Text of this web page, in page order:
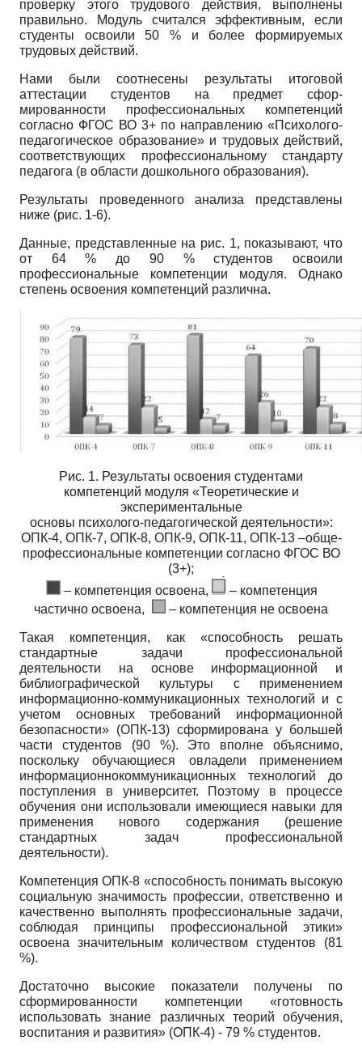
проверку этого трудового действия, выполнены
правильно. Модуль считался эффективным, если
студенты освоили 50 % и более формируемых
трудовых действий.
Нами были соотнесены результаты итоговой
аттестации студентов на предмет сфор-
мированности профессиональных компетен­ций
согласно ФГОС ВО 3+ по направлению «Психолого-
педагогическое образование» и трудовых действий,
соответствующих профессиональному стандарту
педагога (в области дошкольного образования).
Результаты проведенного анализа представлены
ниже (рис. 1-6).
Данные, представленные на рис. 1, показывают, что
от 64 % до 90 % студентов освоили
профессиональные компетенции модуля. Однако
степень освоения компетенций различна.
Рис. 1. Результаты освоения студентами
компетенций модуля «Теоретические и
экспериментальные
основы психолого-педагогической деятельности»:
ОПК-4, ОПК-7, ОПК-8, ОПК-9, ОПК-11, ОПК-13 –обще-
профессиональные компетенции согласно ФГОС ВО
(3+);
– компетенция освоена,
– компетенция
частично освоена,
– компетенция не освоена
Такая компетенция, как «способность решать
стандартные задачи профессиональной
деятельности на основе информационной и
библиографической культуры с применением
информационно-коммуникационных технологий и с
учетом основных требований информационной
безопасности» (ОПК-13) сформирована у большей
части студентов (90 %). Это вполне объяснимо,
поскольку обучающиеся овладели применением
информационно­коммуникационных технологий до
поступления в университет. Поэтому в процессе
обучения они использовали имеющиеся навыки для
применения нового содержания (решение
стандартных задач профессиональной
деятельности).
Компетенция ОПК-8 «способность понимать высокую
социальную значимость профессии, ответственно и
качественно выполнять профессиональные задачи,
соблюдая принципы профессиональной этики»
освоена значительным количеством студентов (81
%).
Достаточно высокие показатели получены по
сформированности компетенции «готовность
использовать знание различных теорий обучения,
воспитания и развития» (ОПК-4) - 79 % студентов.